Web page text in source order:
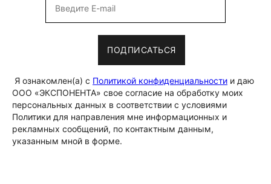
ПОДПИСАТЬСЯ
Я ознакомлен(а) с Политикой конфиденциальности и даю
ООО «ЭКСПОНЕНТА» свое согласие на обработку моих
персональных данных в соответствии с условиями
Политики для направления мне информационных и
рекламных сообщений, по контактным данным,
указанным мной в форме.